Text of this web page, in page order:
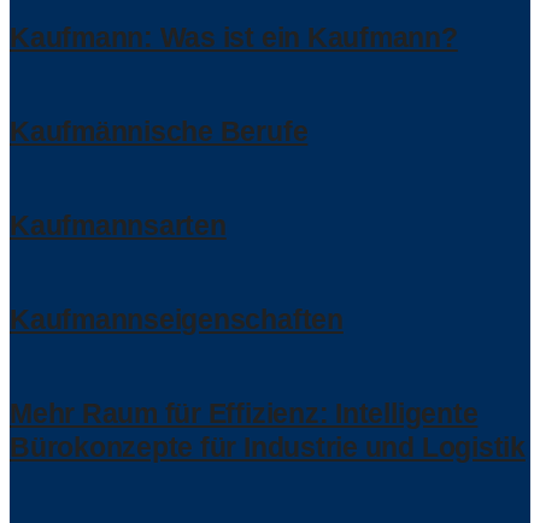
Kaufmann: Was ist ein Kaufmann?
Kaufmännische Berufe
Kaufmannsarten
Kaufmannseigenschaften
Mehr Raum für Effizienz: Intelligente
Bürokonzepte für Industrie und Logistik